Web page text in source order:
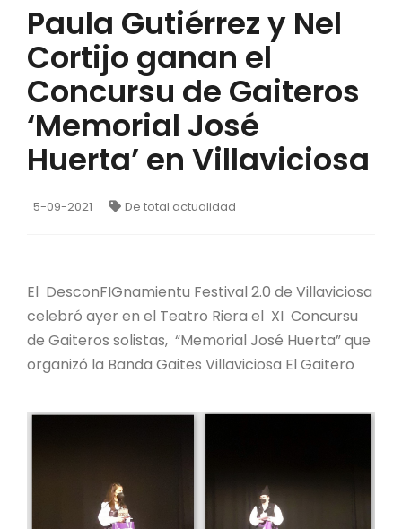
Paula Gutiérrez y Nel
Cortijo ganan el
Concursu de Gaiteros
‘Memorial José
Huerta’ en Villaviciosa
5-09-2021 De total actualidad
El DesconFIGnamientu Festival 2.0 de Villaviciosa
celebró ayer en el Teatro Riera el XI Concursu
de Gaiteros solistas, “Memorial José Huerta” que
organizó la Banda Gaites Villaviciosa El Gaitero